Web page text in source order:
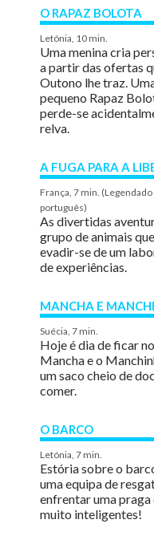
O RAPAZ BOLOTA
Letónia, 10 min.
Uma menina cria
a partir das ofertas
Outono lhe traz.
pequeno Rapaz
perde-se
relva.
A FUGA PARA A
França, 7 min.
português)
As divertidas
grupo de animais
evadir-se de um
de experiências.
MANCHA E
Suécia, 7 min.
Hoje é dia de ficar
Mancha e o
um saco cheio de
comer.
O BARCO
Letónia, 7 min.
Estória sobre o
uma equipa de
enfrentar uma praga
muito inteligentes!